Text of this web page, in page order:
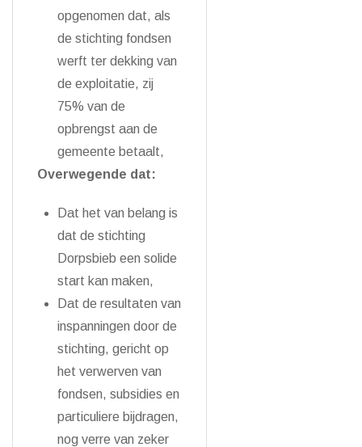
opgenomen dat, als
de stichting fondsen
werft ter dekking van
de exploitatie, zij
75% van de
opbrengst aan de
gemeente betaalt,
Overwegende dat:
Dat het van belang is
dat de stichting
Dorpsbieb een solide
start kan maken,
Dat de resultaten van
inspanningen door de
stichting, gericht op
het verwerven van
fondsen, subsidies en
particuliere bijdragen,
nog verre van zeker